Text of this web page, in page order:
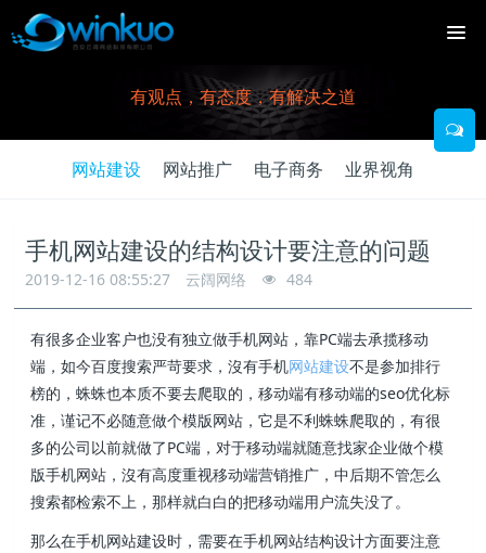
有观点，有态度，有解决之道
网站建设 网站推广 电子商务 业界视角
手机网站建设的结构设计要注意的问题
2019-12-16 08:55:27 云阔网络 484
有很多企业客户也没有独立做手机网站，靠PC端去承揽移动
端，如今百度搜索严苛要求，沒有手机网站建设不是参加排行
榜的，蛛蛛也本质不要去爬取的，移动端有移动端的seo优化标
准，谨记不必随意做个模版网站，它是不利蛛蛛爬取的，有很
多的公司以前就做了PC端，对于移动端就随意找家企业做个模
版手机网站，沒有高度重视移动端营销推广，中后期不管怎么
搜索都检索不上，那样就白白的把移动端用户流失没了。
那么在手机网站建设时，需要在手机网站结构设计方面要注意